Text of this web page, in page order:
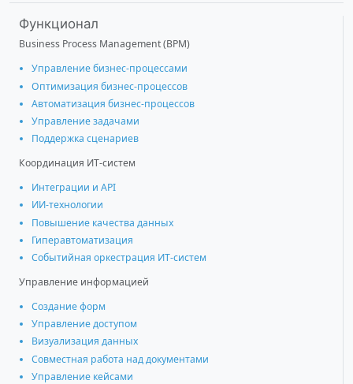
Функционал
Business Process Management (BPM)
Управление бизнес-процессами
Оптимизация бизнес-процессов
Автоматизация бизнес-процессов
Управление задачами
Поддержка сценариев
Координация ИТ-систем
Интеграции и АРІ
ИИ-технологии
Повышение качества данных
Гиперавтоматизация
Событийная оркестрация ИТ-систем
Управление информацией
Создание форм
Управление доступом
Визуализация данных
Совместная работа над документами
Управление кейсами